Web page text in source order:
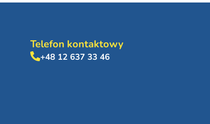
Telefon kontaktowy
+48 12 637 33 46